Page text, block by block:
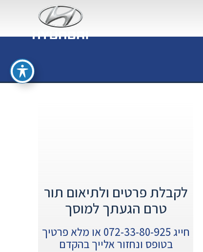
לקבלת פרטים ולתיאום תור
טרם הגעתך למוסך
חייג 072-33-80-925 או מלא פרטיך
בטופס ונחזור אלייך בהקדם